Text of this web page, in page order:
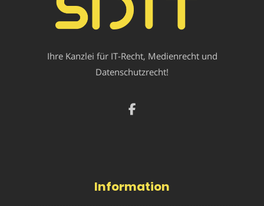
Ihre Kanzlei für IT-Recht, Medienrecht und
Datenschutzrecht!
Information